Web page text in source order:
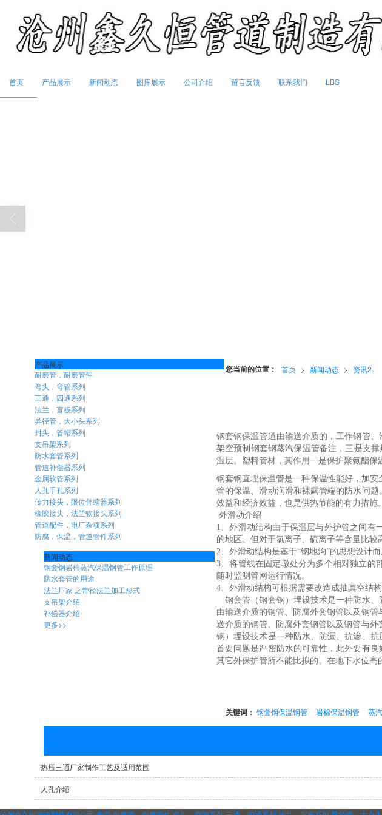
首页 产品展示 新闻动态 图库展示 公司介绍 留言反馈 联系我们 LBS
您当前的位置： 首页 > 新闻动态 > 资讯2
钢套钢保温管道由输送介质的，工作钢管
架空预制钢套钢蒸汽保温管备注，三是支
温层。塑料管材，其作用一是保护聚氨酯保
钢套钢直埋保温管是一种保温性能好，加
管的保温、滑动润滑和裸露管端的防水问
效益和经济效益，也是供热节能的有力措施
外滑动介绍
1、外滑动结构由于保温层与外护管之间有
的地区。但对于氯离子、硫离子等含量比较
2、外滑动结构是基于“钢地沟”的思想设计
3、将管线在固定墩处分为多个相对独立的
随时监测管网运行情况。
4、外滑动结构可根据需要改造成抽真空结构
钢套管（钢套钢）埋设技术是一种防水、
由输送介质的钢管、防腐外套钢管以及钢
送介质的钢管、防腐外套钢管以及钢管与
钢）埋设技术是一种防水、防漏、抗渗、
首要问题是严密防水的可靠性，此外要有
其它外保护管所不能比拟的。在地下水位高
关键词： 钢套钢保温钢管 岩棉保温钢管 蒸
产品展示
耐磨管，耐磨管件
弯头，弯管系列
三通，四通系列
法兰，盲板系列
异径管，大小头系列
封头，管帽系列
支吊架系列
防水套管系列
管道补偿器系列
金属软管系列
人孔手孔系列
传力接头，限位伸缩器系列
橡胶接头，法兰软接头系列
管道配件，电厂杂项系列
防腐，保温，管道管件系列
新闻动态
钢套钢岩棉蒸汽保温钢管工作原理
防水套管的用途
法兰厂家 之带径法兰加工形式
支吊架介绍
补偿器介绍
更多>>
热压三通厂家制作工艺及适用范围
人孔介绍